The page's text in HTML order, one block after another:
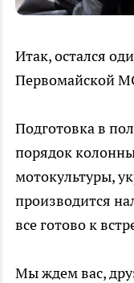
Итак, остался
Первомайской
Подготовка в
порядок
мотокультуры,
производится
все готово к
Мы ждем вас,